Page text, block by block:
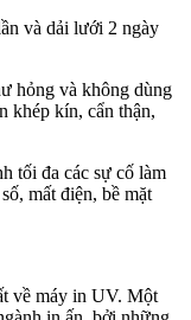
và dải lưới 2 ngày
hỏng và không dùng
khép kín, cẩn thận,
tối đa các sự cố làm
mất điện, bề mặt
về máy in UV. Một